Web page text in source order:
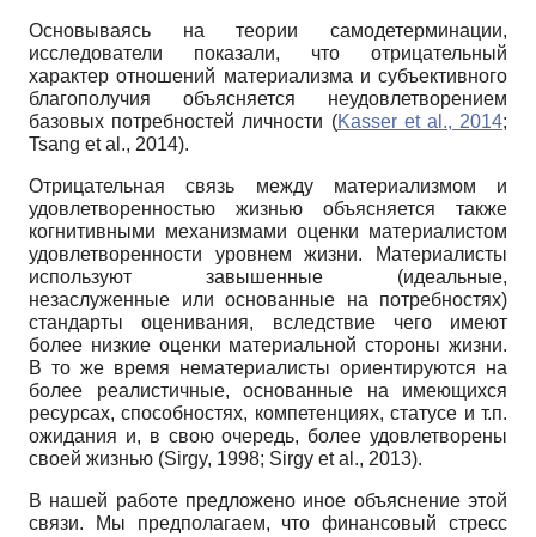
Основываясь на теории самодетерминации,
исследователи показали, что отрицательный
характер отношений материализма и субъективного
благополучия объясняется неудовлетворением
базовых потребностей личности (Kasser et al., 2014;
Tsang et al., 2014).
Отрицательная связь между материализмом и
удовлетворенностью жизнью объясняется также
когнитивными механизмами оценки материалистом
удовлетворенности уровнем жизни. Материалисты
используют завышенные (идеальные,
незаслуженные или основанные на потребностях)
стандарты оценивания, вследствие чего имеют
более низкие оценки материальной стороны жизни.
В то же время нематериалисты ориентируются на
более реалистичные, основанные на имеющихся
ресурсах, способностях, компетенциях, статусе и т.п.
ожидания и, в свою очередь, более удовлетворены
своей жизнью (Sirgy, 1998; Sirgy et al., 2013).
В нашей работе предложено иное объяснение этой
связи. Мы предполагаем, что финансовый стресс